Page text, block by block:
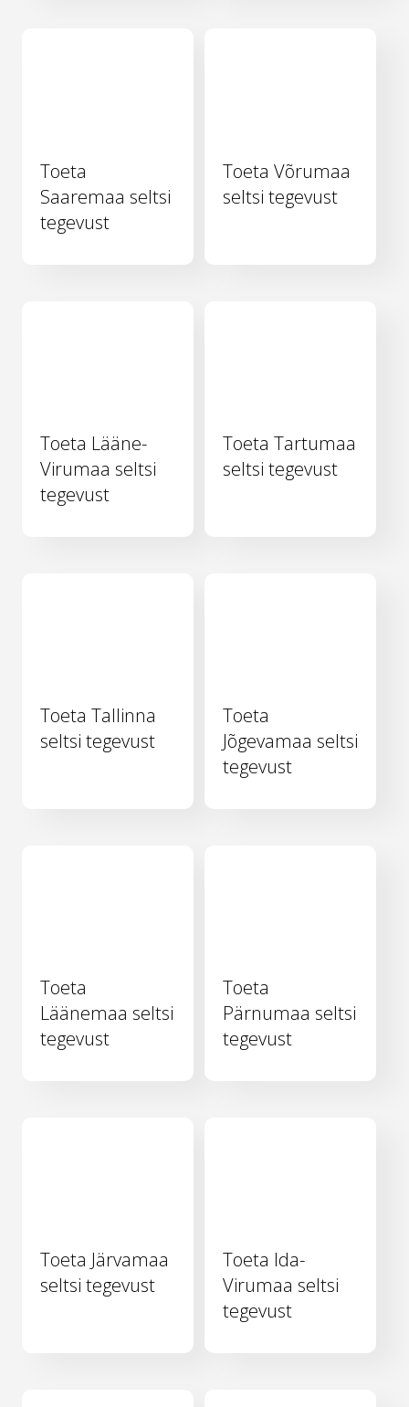
Toeta
Saaremaa seltsi
tegevust
Toeta Võrumaa
seltsi tegevust
Toeta Lääne-
Virumaa seltsi
tegevust
Toeta Tartumaa
seltsi tegevust
Toeta Tallinna
seltsi tegevust
Toeta
Jõgevamaa seltsi
tegevust
Toeta
Läänemaa seltsi
tegevust
Toeta
Pärnumaa seltsi
tegevust
Toeta Järvamaa
seltsi tegevust
Toeta Ida-
Virumaa seltsi
tegevust